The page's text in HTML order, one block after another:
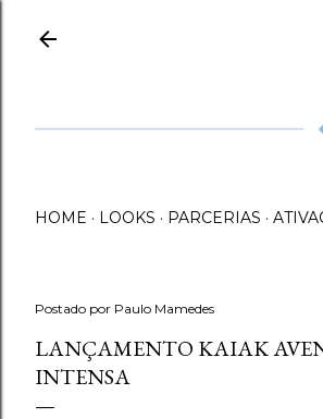
HOME LOOKS PARCERIAS
Postado por Paulo Mamedes
LANÇAMENTO KAIAK
INTENSA